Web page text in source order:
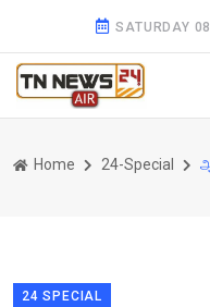
SATURDAY 08
Home 24-Special
24 SPECIAL